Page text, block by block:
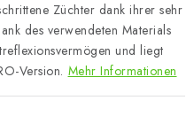
Züchter dank ihrer sehr
des verwendeten Materials
und liegt
Version. Mehr Informationen